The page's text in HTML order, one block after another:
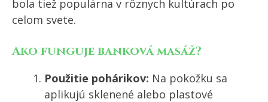
bola tiež populárna v rôznych kultúrach po
celom svete.
Ako funguje banková masáž?
Použitie pohárikov: Na pokožku sa
aplikujú sklenené alebo plastové